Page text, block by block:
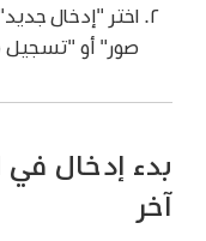
اختر "إدخال
صور" أو "تسجيل
بدء إدخال
آخر